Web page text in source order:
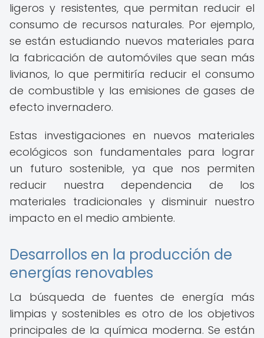
ligeros y resistentes, que permitan reducir el
consumo de recursos naturales. Por ejemplo,
se están estudiando nuevos materiales para
la fabricación de automóviles que sean más
livianos, lo que permitiría reducir el consumo
de combustible y las emisiones de gases de
efecto invernadero.
Estas investigaciones en nuevos materiales
ecológicos son fundamentales para lograr
un futuro sostenible, ya que nos permiten
reducir nuestra dependencia de los
materiales tradicionales y disminuir nuestro
impacto en el medio ambiente.
Desarrollos en la producción de
energías renovables
La búsqueda de fuentes de energía más
limpias y sostenibles es otro de los objetivos
principales de la química moderna. Se están